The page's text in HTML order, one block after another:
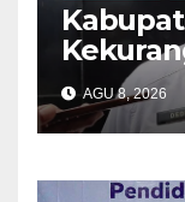
Disdik
Paling
AGU 8, 2026